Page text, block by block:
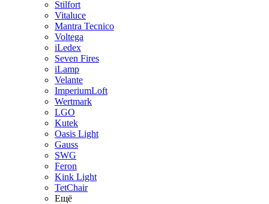
Stilfort
Vitaluce
Mantra Tecnico
Voltega
iLedex
Seven Fires
iLamp
Velante
ImperiumLoft
Wertmark
LGO
Kutek
Oasis Light
Gauss
SWG
Feron
Kink Light
TetСhair
Ещё